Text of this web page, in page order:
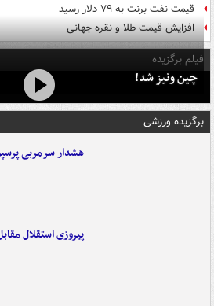
قیمت نفت برنت به ۷۹ دلار رسید
افزایش قیمت طلا و نقره جهانی
فیلم برگزیده
چین ونیز شد!
برگزیده ورزشی
هشدار سرمربی
پیروزی استقلال